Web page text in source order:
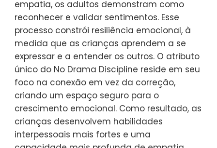
A empatia pode ser cultivada por meio do
No Drama Discipline ao fomentar a
consciência emocional e a conexão. Essa
abordagem incentiva pais e educadores a
responderem às emoções das crianças
sem aumentar o conflito. Ao modelar
empatia, os adultos demonstram como
reconhecer e validar sentimentos. Esse
processo constrói resiliência emocional, à
medida que as crianças aprendem a se
expressar e a entender os outros. O atributo